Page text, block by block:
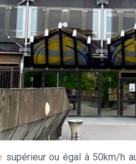
supérieur ou égal à 50km/h